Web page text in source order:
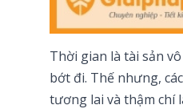
Thời gian là tài sản
bớt đi. Thế nhưng,
tương lai và thậm chí